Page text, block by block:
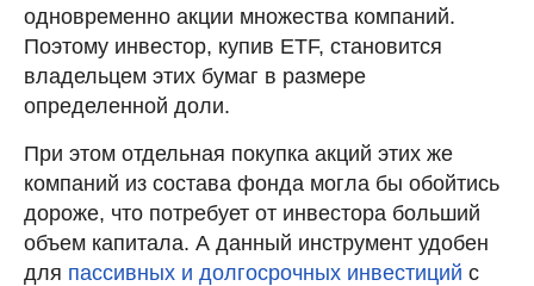
одновременно акции множества компаний.
Поэтому инвестор, купив ETF, становится
владельцем этих бумаг в размере
определенной доли.
При этом отдельная покупка акций этих же
компаний из состава фонда могла бы обойтись
дороже, что потребует от инвестора больший
объем капитала. А данный инструмент удобен
для пассивных и долгосрочных инвестиций с